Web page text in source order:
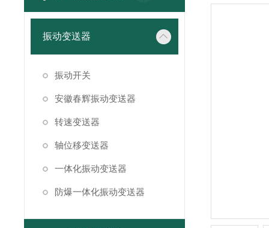
振动变送器
振动开关
安徽春辉振动变送器
转速变送器
轴位移变送器
一体化振动变送器
防爆一体化振动变送器